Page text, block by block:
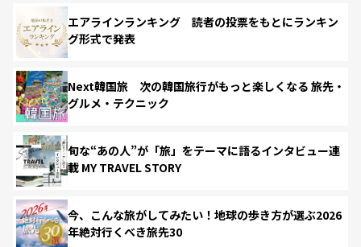
エアラインランキング 読者の投票をもとにランキン
グ形式で発表
Next韓国旅 次の韓国旅行がもっと楽しくなる 旅先・
グルメ・テクニック
旬な“あの人”が「旅」をテーマに語るインタビュー連
載 MY TRAVEL STORY
今、こんな旅がしてみたい！地球の歩き方が選ぶ2026
年絶対行くべき旅先30